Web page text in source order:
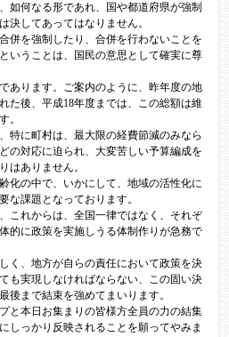
如何なる形であれ、国や都道府県が強制
決してあってはなりません。
併を強制したり、合併を行わないことを
いうことは、国民の意思として確実に尊
あります。ご案内のように、昨年度の地
た後、平成18年度までは、この総額は維
。
特に町村は、最大限の経費節減のみなら
の対応に迫られ、大変苦しい予算編成を
はありません。
化の中で、いかにして、地域の活性化に
な課題となっております。
これからは、全国一律ではなく、それぞ
的に政策を実施しうる体制作りが急務で
く、地方が自らの責任において政策を決
も実現しなければならない、この固い決
後まで結束を強めてまいります。
と本日お集まりの皆様方全員の力の結集
しっかり反映されることを願ってやみま